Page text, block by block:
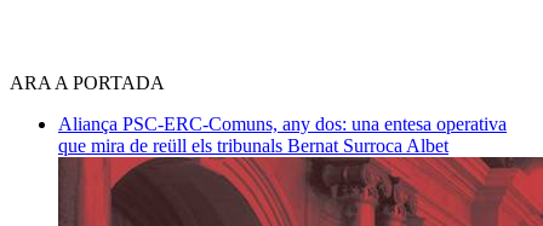
ARA A PORTADA
Aliança PSC-ERC-Comuns, any dos: una entesa operativa
que mira de reüll els tribunals Bernat Surroca Albet